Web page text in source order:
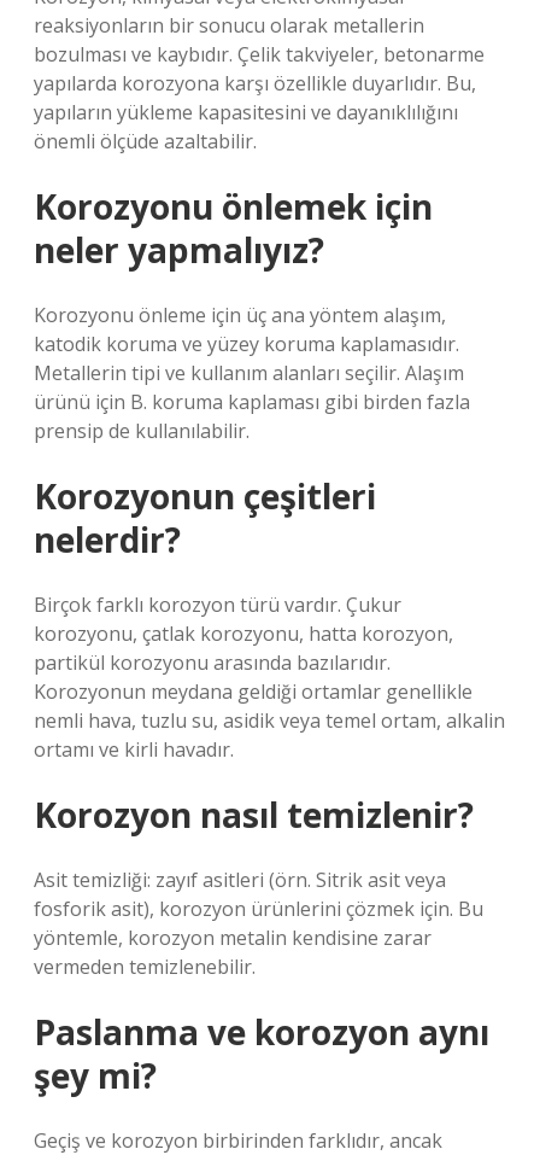
reaksiyonların bir sonucu olarak metallerin
bozulması ve kaybıdır. Çelik takviyeler, betonarme
yapılarda korozyona karşı özellikle duyarlıdır. Bu,
yapıların yükleme kapasitesini ve dayanıklılığını
önemli ölçüde azaltabilir.
Korozyonu önlemek için
neler yapmalıyız?
Korozyonu önleme için üç ana yöntem alaşım,
katodik koruma ve yüzey koruma kaplamasıdır.
Metallerin tipi ve kullanım alanları seçilir. Alaşım
ürünü için B. koruma kaplaması gibi birden fazla
prensip de kullanılabilir.
Korozyonun çeşitleri
nelerdir?
Birçok farklı korozyon türü vardır. Çukur
korozyonu, çatlak korozyonu, hatta korozyon,
partikül korozyonu arasında bazılarıdır.
Korozyonun meydana geldiği ortamlar genellikle
nemli hava, tuzlu su, asidik veya temel ortam, alkalin
ortamı ve kirli havadır.
Korozyon nasıl temizlenir?
Asit temizliği: zayıf asitleri (örn. Sitrik asit veya
fosforik asit), korozyon ürünlerini çözmek için. Bu
yöntemle, korozyon metalin kendisine zarar
vermeden temizlenebilir.
Paslanma ve korozyon aynı
şey mi?
Geçiş ve korozyon birbirinden farklıdır, ancak